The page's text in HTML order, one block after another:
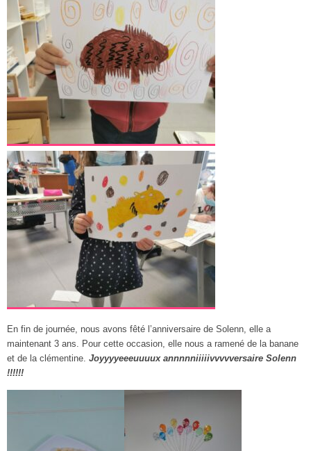
En fin de journée, nous avons fêté l’anniversaire de Solenn, elle a
maintenant 3 ans. Pour cette occasion, elle nous a ramené de la banane
et de la clémentine. Joyyyyeeeuuuux annnnniiiiivvvvversaire Solenn
!!!!!!